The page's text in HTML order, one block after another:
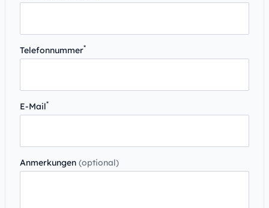
Telefonnummer*
E-Mail*
Anmerkungen (optional)